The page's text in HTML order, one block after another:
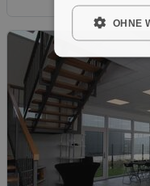
OHNE